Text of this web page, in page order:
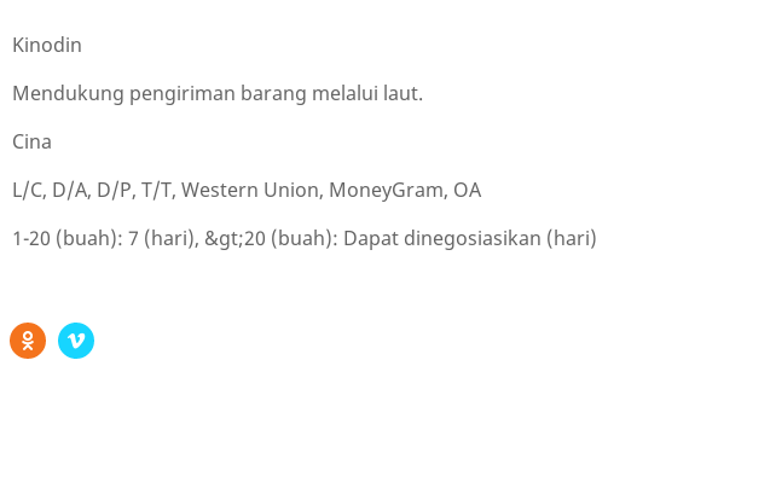
Kinodin
Mendukung pengiriman barang melalui laut.
Cina
L/C, D/A, D/P, T/T, Western Union, MoneyGram, OA
1-20 (buah): 7 (hari), &gt;20 (buah): Dapat dinegosiasikan (hari)